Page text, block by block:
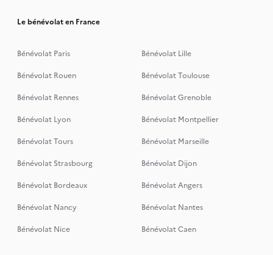
Le bénévolat en France
Bénévolat Paris
Bénévolat Lille
Bénévolat Rouen
Bénévolat Toulouse
Bénévolat Rennes
Bénévolat Grenoble
Bénévolat Lyon
Bénévolat Montpellier
Bénévolat Tours
Bénévolat Marseille
Bénévolat Strasbourg
Bénévolat Dijon
Bénévolat Bordeaux
Bénévolat Angers
Bénévolat Nancy
Bénévolat Nantes
Bénévolat Nice
Bénévolat Caen